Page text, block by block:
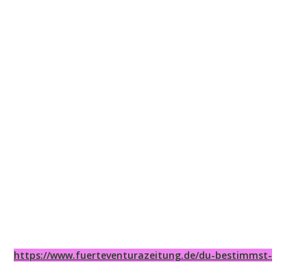
https://www.fuerteventurazeitung.de/du-bestimmst-